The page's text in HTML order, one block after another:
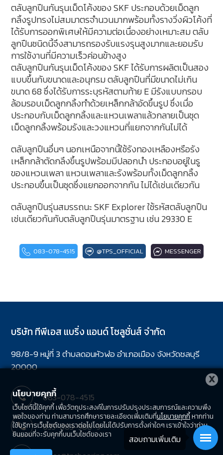
ตลับลูกปืนกันรุนเม็ดโค้งของ SKF ประกอบด้วยเม็ดลูก
กลิ้งรูปทรงไม่สมมาตรจำนวนมากพร้อมทั้งรางวิ่งผิวโค้งที่
ได้รับการออกพิเศษให้มีความต่อเนื่องอย่างเหมาะสม ตลับ
ลูกปืนชนิดนี้จึงสามารถรองรับแรงรุนสูงมากและยอมรับ
การใช้งานที่มีความเร็วค่อนข้างสูง
ตลับลูกปืนกันรุนเม็ดโค้งของ SKF ได้รับการผลิตเป็นสอง
แบบขึ้นกับขนาดและอนุกรม ตลับลูกปืนที่มีขนาดไม่เกิน
ขนาด 68 ซึ่งได้รับการระบุรหัสตามท้าย E มีรังแบบกรอบ
ล้อมรอบเม็ดลูกกลิ้งทำด้วยเหล็กกล้าอัดขึ้นรูป ซึ่งเมื่อ
ประกอบกับเม็ดลูกกลิ้งและแหวนเพลาแล้วกลายเป็นชุด
เม็ดลูกกลิ้งพร้อมรังและวงแหวนที่แยกจากกันไม่ได้
ตลับลูกปืนอื่นๆ นอกเหนือจากนี้ใช้รังทองเหลืองหรือรัง
เหล็กกล้าตัดกลึงขึ้นรูปพร้อมมีปลอกนำ ประกอบอยู่ในรู
ของแหวนเพลา แหวนเพลาและรังพร้อมทั้งเม็ดลูกกลิ้ง
ประกอบขึ้นเป็นชุดซึ่งแยกออกจากกัน ไม่ได้เช่นเดียวกัน
ตลับลูกปืนรุ่นสมรรถนะ SKF Explorer ใช้รหัสตลับลูกปืน
เช่นเดียวกันกับตลับลูกปืนรุ่นมาตรฐาน เช่น 29330 E
083-078-4515 @TPS_OFFICIAL MESSENGER
บริษัท ทีพีเอส แบริ่ง แอนด์ โซลูชั่นส์ จำกัด
98/8-9 หมู่ที่ 3 ตำบลดอนหัวฬ่อ อำเภอเมือง จังหวัดชลบุรี
20000
083-078-4515
033-083-988-9
X
นโยบายคุกกี้
เว็บไซต์นี้ใช้คุกกี้ เพื่อวัตถุประสงค์ในการปรับปรุงประสบการณ์และความพึง
พอใจของท่าน ท่านสามารถศึกษารายละเอียดเพิ่มเติมที่นโยบายคุกกี้หากท่าน
ใช้บริการเว็บไซต์ของเราต่อไปโดยไม่ได้ปรับการตั้งค่าใดๆ เราเข้าใจว่าท่าน
ยินยอมที่จะรับคุกกี้บนเว็บไซต์ของเรา
สอบถามเพิ่มเติม